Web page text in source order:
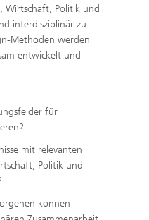
Wirtschaft, Politik und
interdisziplinär zu
Methoden werden
entwickelt und
für
mit relevanten
Politik und
können